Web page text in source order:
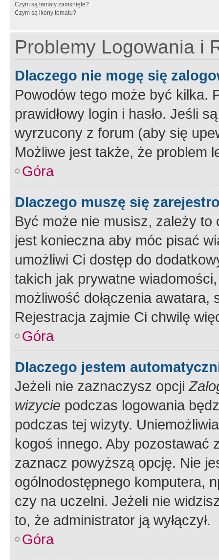
Czym są tematy zamknięte?
Czym są ikony tematu?
Problemy Logowania i
Dlaczego nie mogę się
Powodów tego może być kilka.
prawidłowy login i hasło. Jeśli
wyrzucony z forum (aby się
Możliwe jest także, że problem
Góra
Dlaczego muszę się
Być może nie musisz, zależy
jest konieczna aby móc pisać
umożliwi Ci dostęp do
takich jak prywatne
możliwość dołączenia
Rejestracja zajmie Ci chwilę
Góra
Dlaczego jestem
Jeżeli nie zaznaczysz opcji
wizycie podczas logowania
podczas tej wizyty.
kogoś innego. Aby pozostawać
zaznacz powyższą opcję. Nie
ogólnodostępnego komputera,
czy na uczelni. Jeżeli nie
to, że administrator ją wyłączył.
Góra